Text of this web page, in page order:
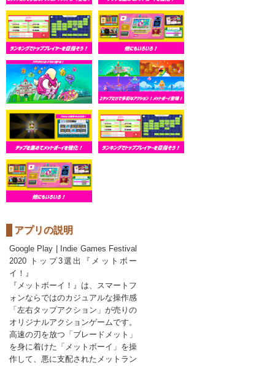
アプリの説明
Google Play | Indie Games Festival
2020 トップ3選出『メットボー
イ！』
『メットボーイ！』は、スマートフ
ォンならではのカジュアルな操作感
「左右タップアクション」が売りの
オリジナルアクションゲームです。
高速の刃を放つ「ブレードメット」
を身に着けた「メットボーイ」を操
作して、悪に支配されたメットラン